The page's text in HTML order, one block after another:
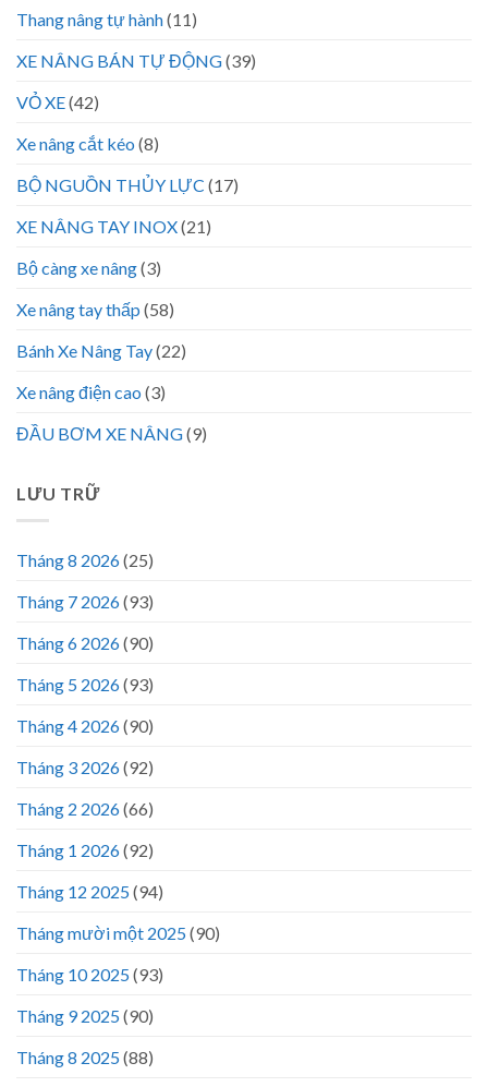
Thang nâng tự hành(11)
XE NÂNG BÁN TỰ ĐỘNG(39)
VỎ XE(42)
Xe nâng cắt kéo (8)
BỘ NGUỒN THỦY LỰC (17)
XE NÂNG TAY INOX(21)
Bộ càng xe nâng(3)
Xe nâng tay thấp (58)
Bánh Xe Nâng Tay(22)
Xe nâng điện cao (3)
ĐẦU BƠM XE NÂNG(9)
LƯU TRỮ
Tháng 8 2026(25)
Tháng 7 2026(93)
Tháng 6 2026(90)
Tháng 5 2026(93)
Tháng 4 2026(90)
Tháng 3 2026(92)
Tháng 2 2026(66)
Tháng 1 2026(92)
Tháng 12 2025(94)
Tháng mười một 2025(90)
Tháng 10 2025(93)
Tháng 9 2025(90)
Tháng 8 2025(88)